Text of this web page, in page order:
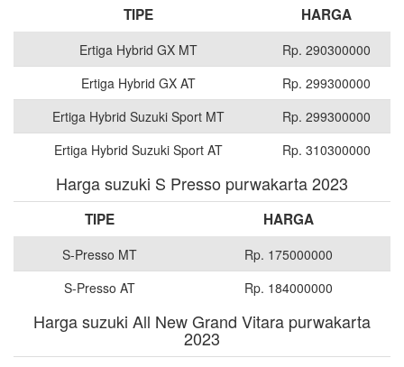
TIPE HARGA
Ertiga Hybrid GX MT
Rp. 290300000
Ertiga Hybrid GX AT
Rp. 299300000
Ertiga Hybrid Suzuki Sport MT
Rp. 299300000
Ertiga Hybrid Suzuki Sport AT
Rp. 310300000
Harga suzuki S Presso purwakarta 2023
TIPE HARGA
S-Presso MT
Rp. 175000000
S-Presso AT
Rp. 184000000
Harga suzuki All New Grand Vitara purwakarta
2023